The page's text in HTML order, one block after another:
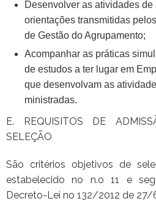
Desenvolver as atividades de
orientações transmitidas
de Gestão do Agrupamento;
Acompanhar as práticas
de estudos a ter lugar em
que desenvolvam as
ministradas.
E. REQUISITOS DE
SELEÇÃO
São critérios objetivos de
estabelecido no n.o 11 e
Decreto-Lei no 132/2012 de 27/